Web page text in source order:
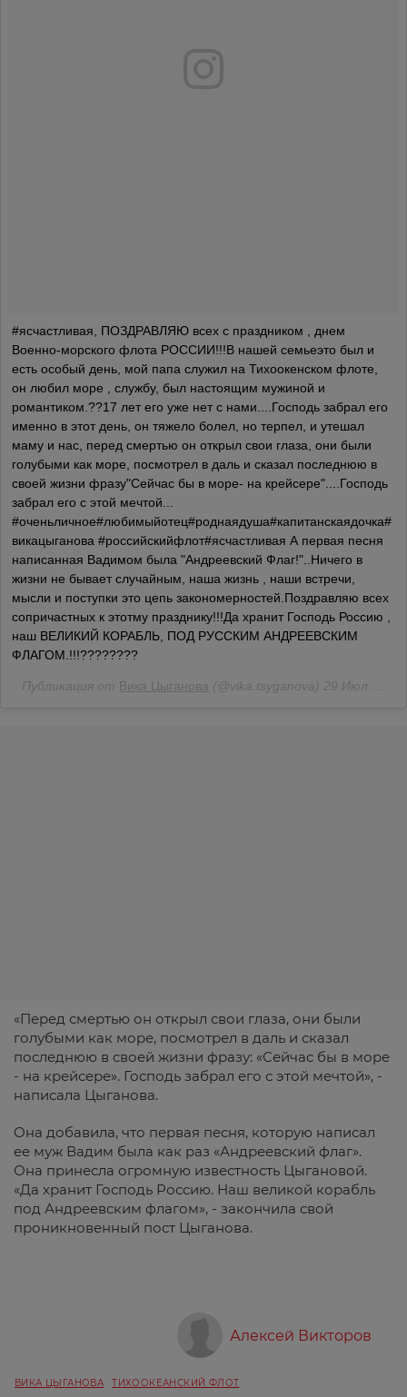
#ясчастливая, ПОЗДРАВЛЯЮ всех с праздником , днем
Военно-морского флота РОССИИ!!!В нашей семьеэто был и
есть особый день, мой папа служил на Тихоокенском флоте,
он любил море , службу, был настоящим мужиной и
романтиком.??17 лет его уже нет с нами....Господь забрал его
именно в этот день, он тяжело болел, но терпел, и утешал
маму и нас, перед смертью он открыл свои глаза, они были
голубыми как море, посмотрел в даль и сказал последнюю в
своей жизни фразу"Сейчас бы в море- на крейсере"....Господь
забрал его с этой мечтой...
#оченьличное#любимыйотец#роднаядуша#капитанскаядочка#
викацыганова #российскийфлот#ясчастливая А первая песня
написанная Вадимом была "Андреевский Флаг!"..Ничего в
жизни не бывает случайным, наша жизнь , наши встречи,
мысли и поступки это цепь закономерностей.Поздравляю всех
сопричастных к этотму празднику!!!Да хранит Господь Россию ,
наш ВЕЛИКИЙ КОРАБЛЬ, ПОД РУССКИМ АНДРЕЕВСКИМ
ФЛАГОМ.!!!????????
Публикация от Вика Цыганова (@vika.tsyganova) 29 Июл 2018 в 1:02 PDT
«Перед смертью он открыл свои глаза, они были
голубыми как море, посмотрел в даль и сказал
последнюю в своей жизни фразу: «Сейчас бы в море
- на крейсере». Господь забрал его с этой мечтой», -
написала Цыганова.
Она добавила, что первая песня, которую написал
ее муж Вадим была как раз «Андреевский флаг».
Она принесла огромную известность Цыгановой.
«Да хранит Господь Россию. Наш великой корабль
под Андреевским флагом», - закончила свой
проникновенный пост Цыганова.
Алексей Викторов
ВИКА ЦЫГАНОВА ТИХООКЕАНСКИЙ ФЛОТ